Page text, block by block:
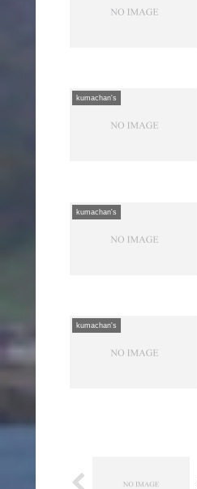
kumachan's
kumachan's
kumachan's